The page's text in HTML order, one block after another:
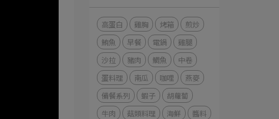
高蛋白 雞胸 烤箱
煎炒
鮪魚
早餐 電鍋
雞腿
沙拉
豬肉 鯛魚
中卷
蛋料理
南瓜 咖哩
燕麥
備餐系列
蝦子
胡蘿蔔
牛肉
菇類料理 海鮮
醬料